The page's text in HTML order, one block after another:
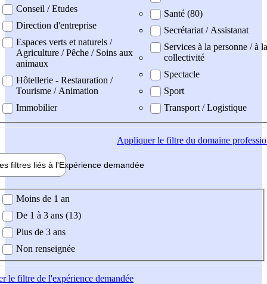
Conseil / Etudes
Direction d'entreprise
Espaces verts et naturels /
Agriculture / Pêche / Soins aux
animaux
Hôtellerie - Restauration /
Tourisme / Animation
Immobilier
Santé (80)
Secrétariat / Assistanat
Services à la personne / à la
collectivité
Spectacle
Sport
Transport / Logistique
Appliquerle filtre du domaine
filtres liés à l'Expérience demandée
demandée
Moins de 1 an
De 1 à 3 ans (13)
Plus de 3 ans
Non renseignée
le filtre de l'expérience demandée